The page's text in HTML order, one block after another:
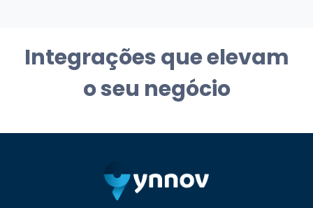
Integrações que elevam
o seu negócio